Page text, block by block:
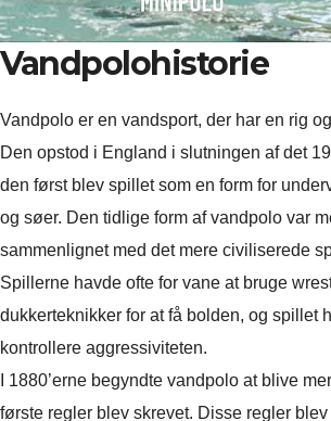
Vandpolohistorie
Vandpolo er en vandsport, der har en rig
Den opstod i England i slutningen af det
den først blev spillet som en form for
og søer. Den tidlige form af vandpolo var
sammenlignet med det mere civiliserede
Spillerne havde ofte for vane at bruge
dukkerteknikker for at få bolden, og spillet
kontrollere aggressiviteten.
I 1880’erne begyndte vandpolo at blive
første regler blev skrevet. Disse regler